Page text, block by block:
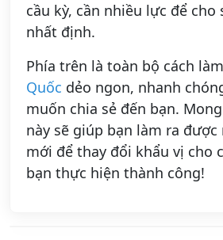
cầu kỳ, cần nhiều lực để cho
nhất định.
Phía trên là toàn bộ cách làm
Quốc dẻo ngon, nhanh
muốn chia sẻ đến bạn.
này sẽ giúp bạn làm ra
mới để thay đổi khẩu vị cho
bạn thực hiện thành công!